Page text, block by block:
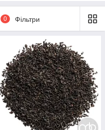
0 Фільтри